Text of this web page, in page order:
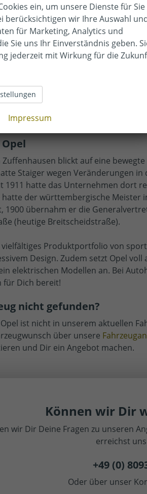
Combi
Kastenwagen
Zuffenhausen blickt auf eine
Staiger wegen Veränderungen
1911 hatte das Unternehmen dort
hatte der württembergische Meister
1900 übernahm er die
(heutige Breitscheidstraße).
vielfältiges Produktportfolio von
Design. Zudem setzt Opel
elektrischen Modellen an. Bei
für Dich bereit!
nicht gefunden?
ist nicht in unserem aktuellen
über unsere
und Dir ein Angebot machen.
Können wir Dir
wir Dir Deine Fragen zu unseren
erreichst
+49 (0)
Oder über unser
ein, um unsere Dienste für Sie
berücksichtigen wir Ihre Auswahl
für Marketing, Analytics und
Sie uns Ihr Einverständnis geben.
jederzeit mit Wirkung für die
Impressum